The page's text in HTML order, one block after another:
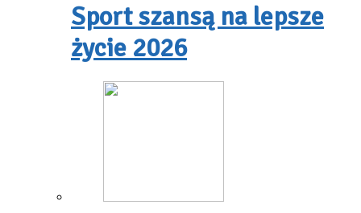
Sport szansą na lepsze
życie 2026